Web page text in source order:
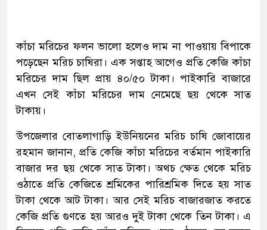
কাঁচা মরিচের ফলন ভালো হলেও দাম না পাওয়ায় বিপাকে
পড়েছেন মরিচ চাষিরা। এক সপ্তাহ আগেও প্রতি কেজি কাঁচা
মরিচের দাম ছিল প্রায় ৪০/৫০ টাকা। পাইকারি বাজারে
এখন সেই কাঁচা মরিচের দাম নেমেছে ছয় থেকে সাত
টাকায়।
উপজেলার বোতলাগাড়ি ইউনিয়নের মরিচ চাষি জোবায়ের
রহমান জানান, প্রতি কেজি কাঁচা মরিচের বর্তমান পাইকারি
বাজার দর ছয় থেকে সাত টাকা। অথচ ক্ষেত থেকে মরিচ
ওঠাতে প্রতি কেজিতে শ্রমিকের পারিশ্রমিক দিতে হয় সাত
টাকা থেকে আট টাকা। আর সেই মরিচ বাজারজাত করতে
কেজি প্রতি গুণতে হয় আরও দুই টাকা থেকে তিন টাকা। এ